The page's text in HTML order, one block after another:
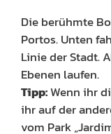
Die berühmte
Portos. Unten
Linie der Stadt.
Ebenen laufen.
Tipp:Wenn ihr
ihr auf der
vom Park